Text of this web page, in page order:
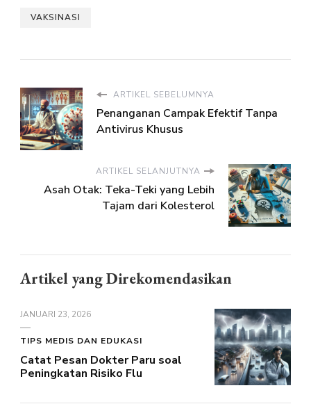
VAKSINASI
ARTIKEL SEBELUMNYA
Penanganan Campak Efektif Tanpa
Antivirus Khusus
ARTIKEL SELANJUTNYA
Asah Otak: Teka-Teki yang Lebih
Tajam dari Kolesterol
Artikel yang Direkomendasikan
JANUARI 23, 2026
TIPS MEDIS DAN EDUKASI
Catat Pesan Dokter Paru soal
Peningkatan Risiko Flu